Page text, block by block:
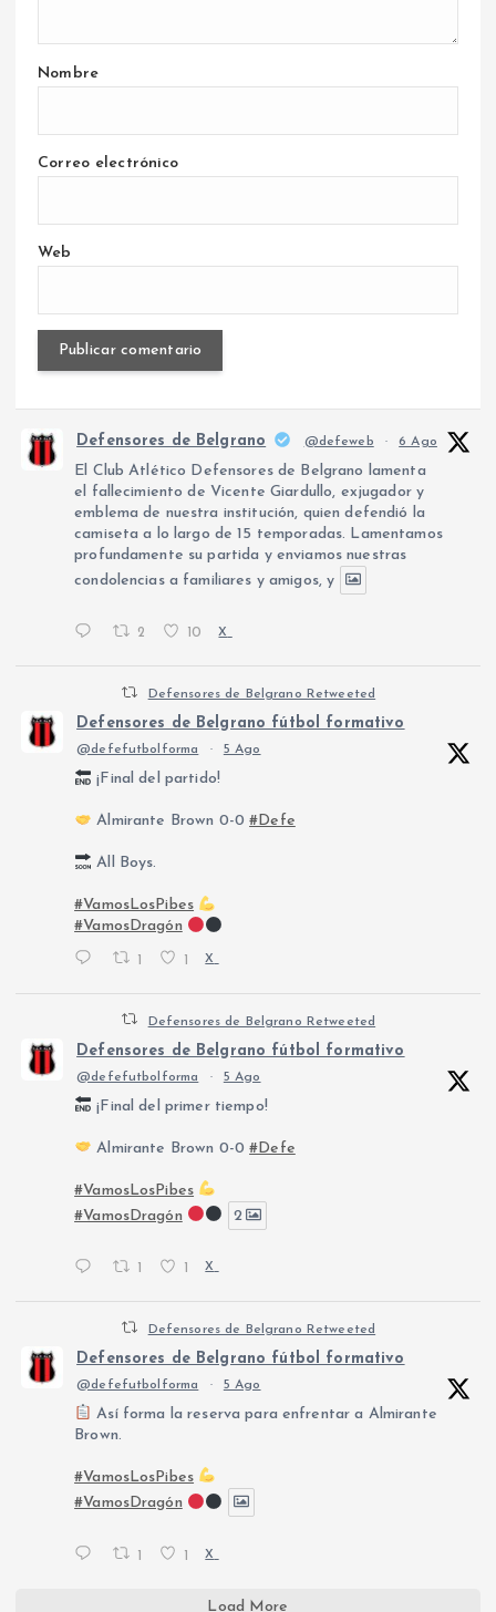
Nombre
Correo electrónico
Web
Defensores de Belgrano @defeweb · 6 Ago
El Club Atlético Defensores de Belgrano lamenta
el fallecimiento de Vicente Giardullo, exjugador y
emblema de nuestra institución, quien defendió la
camiseta a lo largo de 15 temporadas. Lamentamos
profundamente su partida y enviamos nuestras
condolencias a familiares y amigos, y
2 10 X
Defensores de Belgrano Retweeted
Defensores de Belgrano fútbol formativo
@defefutbolforma · 5 Ago
¡Final del partido!
Almirante Brown 0-0#Defe
All Boys.
#VamosLosPibes
#VamosDragón
1 1 X
Defensores de Belgrano Retweeted
Defensores de Belgrano fútbol formativo
@defefutbolforma · 5 Ago
¡Final del primer tiempo!
Almirante Brown 0-0#Defe
#VamosLosPibes
#VamosDragón
2
X
Defensores de Belgrano Retweeted
Defensores de Belgrano fútbol formativo
@defefutbolforma · 5 Ago
Así forma la reserva para enfrentar a Almirante
Brown.
#VamosLosPibes
#VamosDragón
1 1 X
Load More